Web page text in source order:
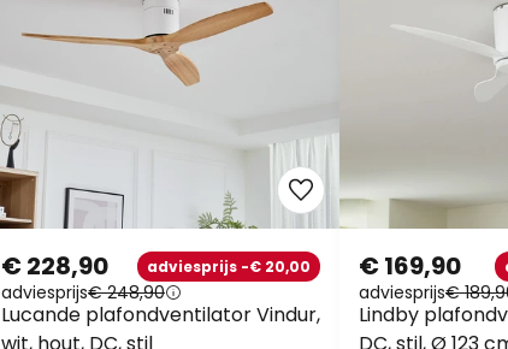
Lucande plafondventilator Vindur,
€ 228,90 adviesprijs -€ 20,00
adviesprijs€ 248,90
Lindby
€ 169,90
adviesprijs€